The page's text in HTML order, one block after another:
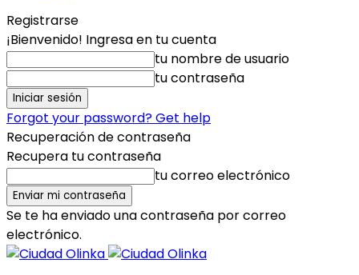
Registrarse
¡Bienvenido! Ingresa en tu cuenta
tu nombre de usuario
tu contraseña
Forgot your password? Get help
Recuperación de contraseña
Recupera tu contraseña
tu correo electrónico
Se te ha enviado una contraseña por correo
electrónico.